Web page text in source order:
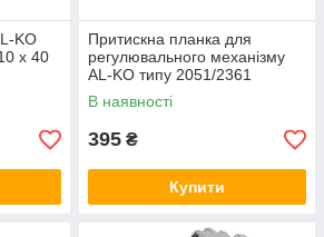
KO
х 40
Притискна планка для
регулювального механізму
AL-KO типу 2051/2361
368361 10018496
В наявності
395 ₴
Купити